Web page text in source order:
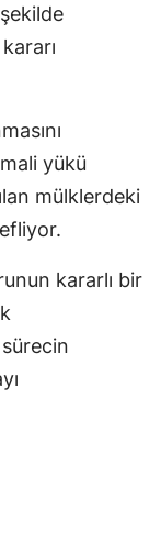
yükü
mülklerdeki
kararlı bir